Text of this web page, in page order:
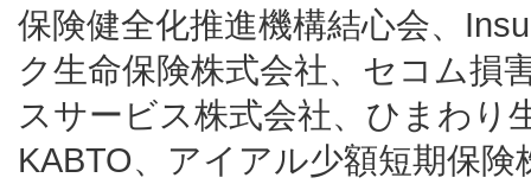
保険健全化推進機構結心会、
ク生命保険株式会社、セコム損
スサービス株式会社、ひまわり
KABTO、アイアル少額短期保